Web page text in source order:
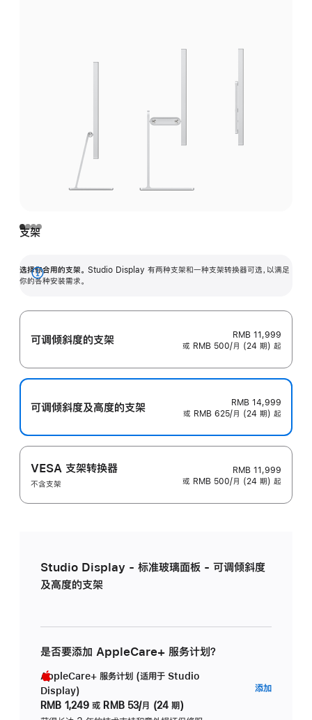
支架
选择你合用的支架。 Studio Display 有两种支架和一种支架转换器可选，以满足
你的各种安装需求。
展
可调倾斜度的支架
RMB 11,999
或 RMB 500/月 (24 期) 起
可调倾斜度及高‍度的支‍架
RMB 14,999
或 RMB 625/月 (24 期) 起
VESA 支架转换器
不含支架
RMB 11,999
或 RMB 500/月 (24 期) 起
Studio Display - 标准玻璃面板 - 可调倾斜度
及高度的支架
是否要添加 AppleCare+ 服务计划？
AppleCare+ 服务计划 (适用于 Studio
Display)
RMB 1,249 或 RMB 53/月 (24 期)
添加